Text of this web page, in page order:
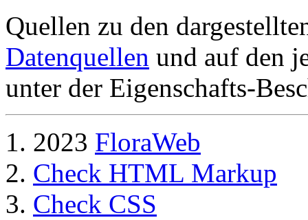
Quellen zu den
Datenquellen und auf den
unter der Eigenschafts-
2023 FloraWeb
Check HTML Markup
Check CSS